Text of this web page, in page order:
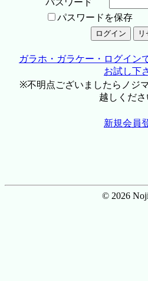
パスワード
パスワードを保存
ガラホ・ガラケー・ログイン
お試し下
※不明点ございましたらノジ
越しくださ
新規会員
© 2026